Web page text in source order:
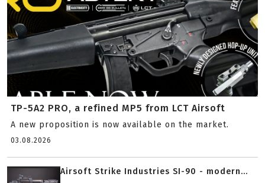
TP-5A2 PRO, a refined MP5 from LCT Airsoft
A new proposition is now available on the market.
03.08.2026
Airsoft Strike Industries SI-90 - modern...